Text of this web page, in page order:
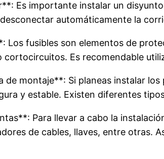
Es importante instalar un
automáticamente la
Los fusibles son elementos de
cortocircuitos. Es recomendable
de montaje**: Si planeas instalar
y estable. Existen diferentes
Para llevar a cabo la
de cables, llaves, entre otras.